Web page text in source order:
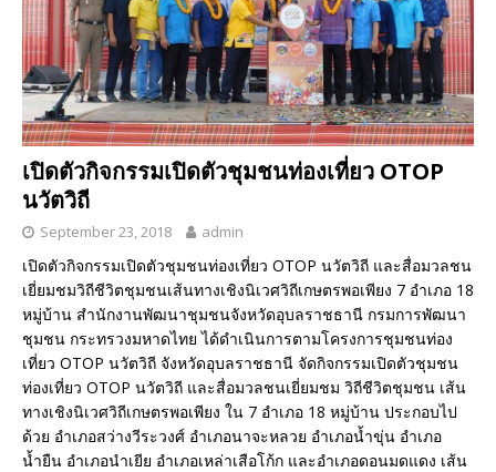
เปิดตัวกิจกรรมเปิดตัวชุมชนท่องเที่ยว OTOP
นวัตวิถี
September 23, 2018 admin
เปิดตัวกิจกรรมเปิดตัวชุมชนท่องเที่ยว OTOP นวัตวิถี และสื่อมวลชน
เยี่ยมชมวิถีชีวิตชุมชนเส้นทางเชิงนิเวศวิถีเกษตรพอเพียง 7 อำเภอ 18
หมู่บ้าน สำนักงานพัฒนาชุมชนจังหวัดอุบลราชธานี กรมการพัฒนา
ชุมชน กระทรวงมหาดไทย ได้ดำเนินการตามโครงการชุมชนท่อง
เที่ยว OTOP นวัตวิถี จังหวัดอุบลราชธานี จัดกิจกรรมเปิดตัวชุมชน
ท่องเที่ยว OTOP นวัตวิถี และสื่อมวลชนเยี่ยมชม วิถีชีวิตชุมชน เส้น
ทางเชิงนิเวศวิถีเกษตรพอเพียง ใน 7 อำเภอ 18 หมู่บ้าน ประกอบไป
ด้วย อำเภอสว่างวีระวงศ์ อำเภอนาจะหลวย อำเภอน้ำขุ่น อำเภอ
น้ำยืน อำเภอนำเยีย อำเภอเหล่าเสือโก้ก และอำเภอดอนมดแดง เส้น